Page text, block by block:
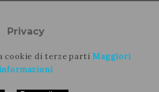
Privacy
cookie di terze partiMaggiori
informazioni